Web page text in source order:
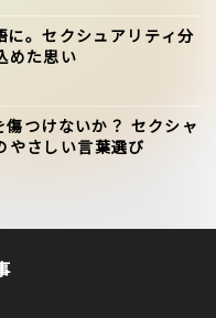
に。セクシュアリティ分
めた思い
傷つけないか？ セクシャ
やさしい言葉選び